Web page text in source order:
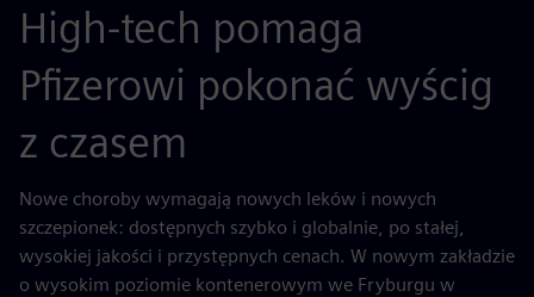
High-tech pomaga
Pfizerowi pokonać wyścig
z czasem
Nowe choroby wymagają nowych leków i nowych
szczepionek: dostępnych szybko i globalnie, po stałej,
wysokiej jakości i przystępnych cenach. W nowym zakładzie
o wysokim poziomie kontenerowym we Fryburgu w